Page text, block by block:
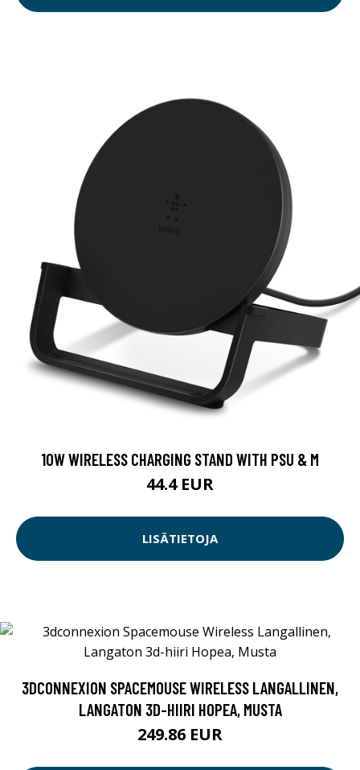
10W WIRELESS CHARGING STAND WITH PSU & M
44.4 EUR
LISÄTIETOJA
3DCONNEXION SPACEMOUSE WIRELESS LANGALLINEN,
LANGATON 3D-HIIRI HOPEA, MUSTA
249.86 EUR